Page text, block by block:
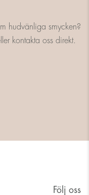
hudvänliga smycken?
kontakta oss direkt.
Följ oss